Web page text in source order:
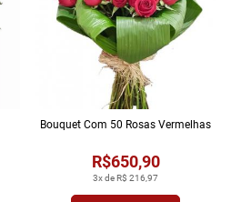
3x de R$ 216,97
R$650,90
Bouquet Com 50 Rosas Vermelhas